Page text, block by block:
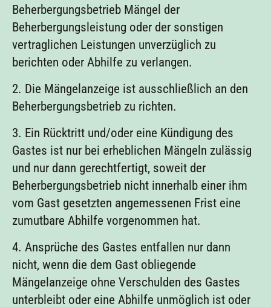
Beherbergungsbetrieb Mängel der
Beherbergungsleistung oder der sonstigen
vertraglichen Leistungen unverzüglich zu
berichten oder Abhilfe zu verlangen.
2. Die Mängelanzeige ist ausschließlich an den
Beherbergungsbetrieb zu richten.
3. Ein Rücktritt und/oder eine Kündigung des
Gastes ist nur bei erheblichen Mängeln zulässig
und nur dann gerechtfertigt, soweit der
Beherbergungsbetrieb nicht innerhalb einer ihm
vom Gast gesetzten angemessenen Frist eine
zumutbare Abhilfe vorgenommen hat.
4. Ansprüche des Gastes entfallen nur dann
nicht, wenn die dem Gast obliegende
Mängelanzeige ohne Verschulden des Gastes
unterbleibt oder eine Abhilfe unmöglich ist oder